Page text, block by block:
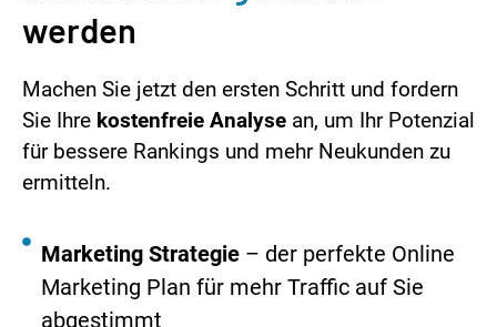
werden
Machen Sie jetzt den ersten Schritt und fordern
Sie Ihre kostenfreie Analyse an, um Ihr Potenzial
für bessere Rankings und mehr Neukunden zu
ermitteln.
Marketing Strategie – der perfekte Online
Marketing Plan für mehr Traffic auf Sie
abgestimmt